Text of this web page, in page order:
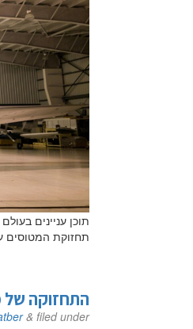
תוכן עניינים
תחזוקת המטוסים
התחזוקה של
& filed under